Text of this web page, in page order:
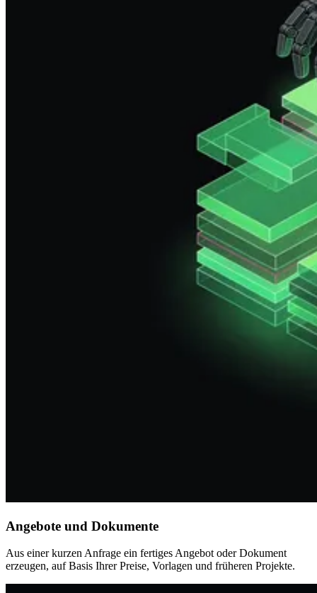
Angebote und Dokumente
Aus einer kurzen Anfrage ein fertiges Angebot oder Dokument
erzeugen, auf Basis Ihrer Preise, Vorlagen und früheren Projekte.